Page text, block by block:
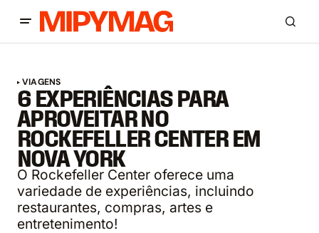
VIAGENS
6 EXPERIÊNCIAS PARA
APROVEITAR NO
ROCKEFELLER CENTER EM
NOVA YORK
O Rockefeller Center oferece uma
variedade de experiências, incluindo
restaurantes, compras, artes e
entretenimento!